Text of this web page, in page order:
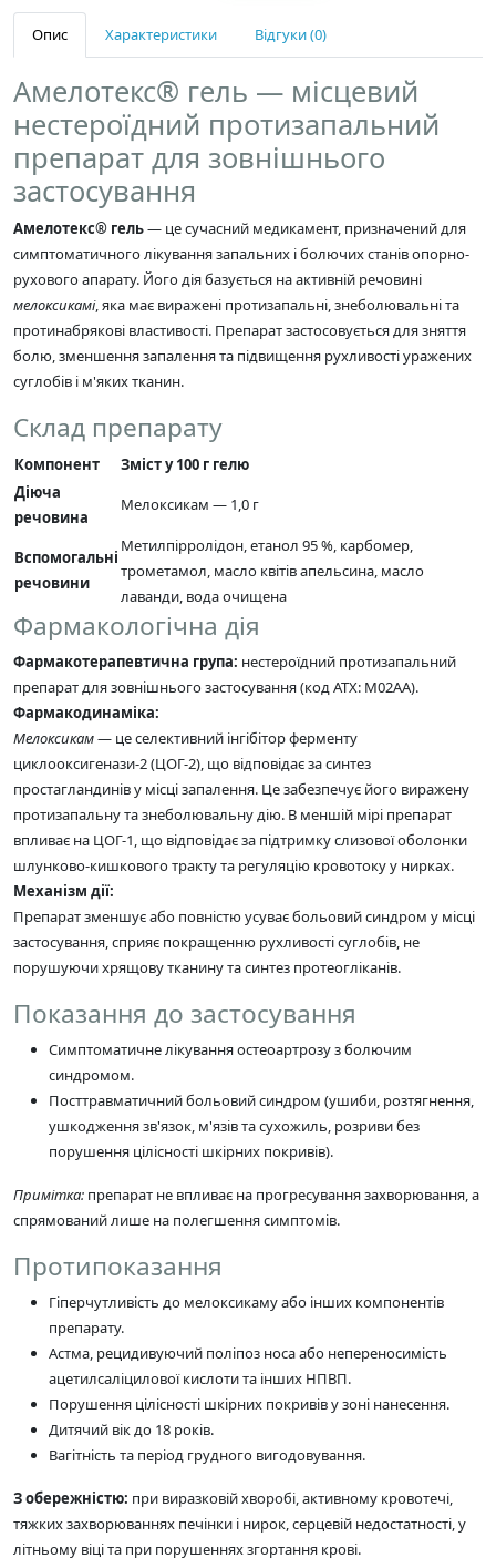
Опис Характеристики Відгуки (0)
Амелотекс® гель — місцевий
нестероїдний протизапальний
препарат для зовнішнього
застосування
Амелотекс® гель— це сучасний медикамент, призначений для
симптоматичного лікування запальних і болючих станів опорно-
рухового апарату. Його дія базується на активній речовині
мелоксикамі, яка має виражені протизапальні, знеболювальні та
протинабрякові властивості. Препарат застосовується для зняття
болю, зменшення запалення та підвищення рухливості уражених
суглобів і м'яких тканин.
Склад препарату
Компонент
Зміст у 100 г гелю
Діюча
речовина
Мелоксикам — 1,0 г
Вспомогальні
речовини
Метилпірролідон, етанол 95 %, карбомер,
трометамол, масло квітів апельсина, масло
лаванди, вода очищена
Фармакологічна дія
Фармакотерапевтична група: нестероїдний протизапальний
препарат для зовнішнього застосування (код ATX: М02АА).
Фармакодинаміка:
Мелоксикам— це селективний інгібітор ферменту
циклооксигенази-2 (ЦОГ-2), що відповідає за синтез
простагландинів у місці запалення. Це забезпечує його виражену
протизапальну та знеболювальну дію. В меншій мірі препарат
впливає на ЦОГ-1, що відповідає за підтримку слизової оболонки
шлунково-кишкового тракту та регуляцію кровотоку у нирках.
Механізм дії:
Препарат зменшує або повністю усуває больовий синдром у місці
застосування, сприяє покращенню рухливості суглобів, не
порушуючи хрящову тканину та синтез протеогліканів.
Показання до застосування
Симптоматичне лікування остеоартрозу з болючим
синдромом.
Посттравматичний больовий синдром (ушиби, розтягнення,
ушкодження зв'язок, м'язів та сухожиль, розриви без
порушення цілісності шкірних покривів).
Примітка: препарат не впливає на прогресування захворювання, а
спрямований лише на полегшення симптомів.
Протипоказання
Гіперчутливість до мелоксикаму або інших компонентів
препарату.
Астма, рецидивуючий поліпоз носа або непереносимість
ацетилсаліцилової кислоти та інших НПВП.
Порушення цілісності шкірних покривів у зоні нанесення.
Дитячий вік до 18 років.
Вагітність та період грудного вигодовування.
З обережністю: при виразковій хворобі, активному кровотечі,
тяжких захворюваннях печінки і нирок, серцевій недостатності, у
літньому віці та при порушеннях згортання крові.